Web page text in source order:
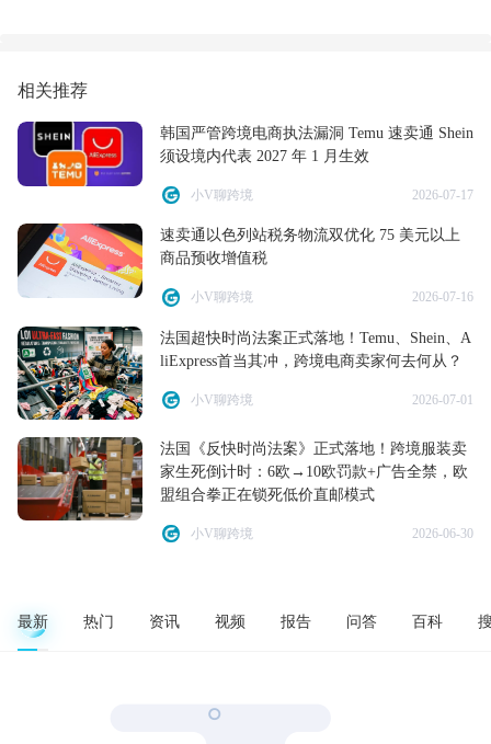
相关推荐
韩国严管跨境电商执法漏洞 Temu 速卖通 Shein
须设境内代表 2027 年 1 月生效
小V聊跨境 2026-07-17
速卖通以色列站税务物流双优化 75 美元以上
商品预收增值税
小V聊跨境 2026-07-16
法国超快时尚法案正式落地！Temu、Shein、A
liExpress首当其冲，跨境电商卖家何去何从？
小V聊跨境 2026-07-01
法国《反快时尚法案》正式落地！跨境服装卖
家生死倒计时：6欧→10欧罚款+广告全禁，欧
盟组合拳正在锁死低价直邮模式
小V聊跨境 2026-06-30
最新 热门 资讯 视频 报告 问答 百科